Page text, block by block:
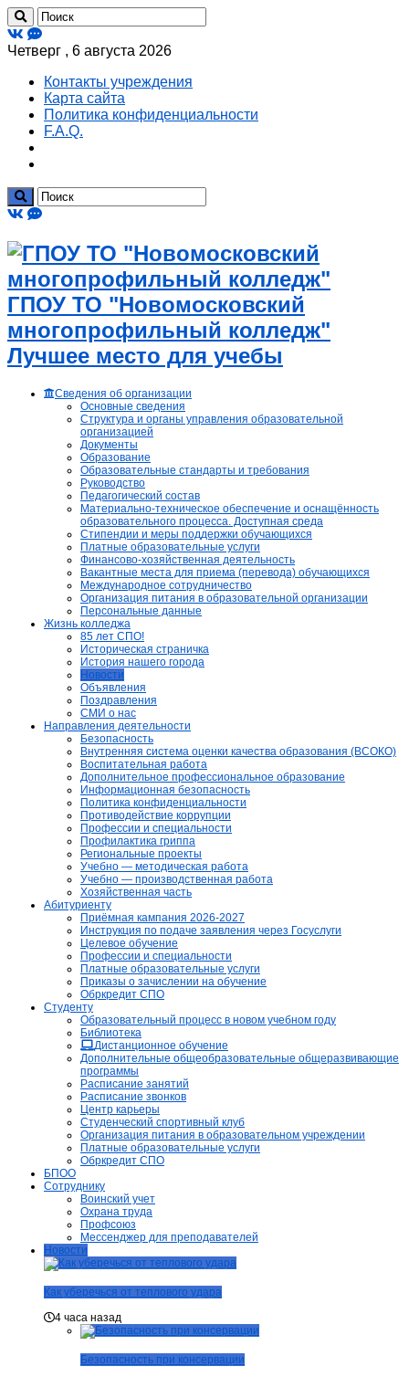
Четверг , 6 августа 2026
Контакты учреждения
Карта сайта
Политика конфиденциальности
F.A.Q.
ГПОУ ТО "Новомосковский
многопрофильный колледж"
Лучшее место для учебы
Сведения об организации
Основные сведения
Структура и органы управления образовательной
организацией
Документы
Образование
Образовательные стандарты и требования
Руководство
Педагогический состав
Материально-техническое обеспечение и оснащённость
образовательного процесса. Доступная среда
Стипендии и меры поддержки обучающихся
Платные образовательные услуги
Финансово-хозяйственная деятельность
Вакантные места для приема (перевода) обучающихся
Международное сотрудничество
Организация питания в образовательной организации
Персональные данные
Жизнь колледжа
85 лет СПО!
Историческая страничка
История нашего города
Новости
Объявления
Поздравления
СМИ о нас
Направления деятельности
Безопасность
Внутренняя система оценки качества образования (ВСОКО)
Воспитательная работа
Дополнительное профессиональное образование
Информационная безопасность
Политика конфиденциальности
Противодействие коррупции
Профессии и специальности
Профилактика гриппа
Региональные проекты
Учебно — методическая работа
Учебно — производственная работа
Хозяйственная часть
Абитуриенту
Приёмная кампания 2026-2027
Инструкция по подаче заявления через Госуслуги
Целевое обучение
Профессии и специальности
Платные образовательные услуги
Приказы о зачислении на обучение
Обркредит СПО
Студенту
Образовательный процесс в новом учебном году
Библиотека
Дистанционное обучение
Дополнительные общеобразовательные общеразвивающие
программы
Расписание занятий
Расписание звонков
Центр карьеры
Студенческий спортивный клуб
Организация питания в образовательном учреждении
Платные образовательные услуги
Обркредит СПО
БПОО
Сотруднику
Воинский учет
Охрана труда
Профсоюз
Мессенджер для преподавателей
Новости
Как уберечься от теплового удара
4 часа назад
Безопасность при консервации